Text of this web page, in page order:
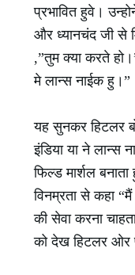
प्रभावित हुवे।
और ध्यानचंद जी से
,”तुम क्या करते
मे लान्स नाईक हु।”
यह सुनकर हिटलर
इंडिया या ने लान्स
फिल्ड मार्शल
विनम्रता से कहा “मैं
की सेवा करना
को देख हिटलर ओर